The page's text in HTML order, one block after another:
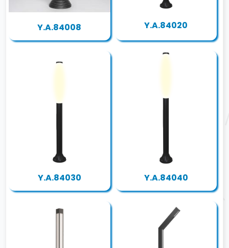
Y.A.84008 Y.A.84020
Y.A.84030 Y.A.84040